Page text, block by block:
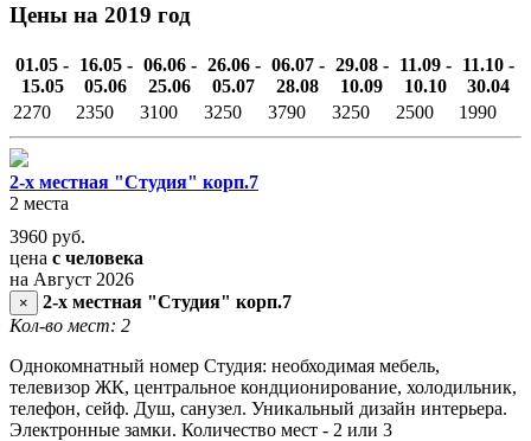
Цены на 2019 год
01.05 -
15.05
16.05 -
05.06
06.06 -
25.06
26.06 -
05.07
06.07 -
28.08
29.08 -
10.09
11.09 -
10.10
11.10 -
30.04
2270
2350 3100 3250 3790 3250 2500 1990
2-х местная "Студия" корп.7
2 места
3960 руб.
цена с человека
на Август 2026
×
2-х местная "Студия" корп.7
Кол-во мест: 2
Однокомнатный номер Студия: необходимая мебель,
телевизор ЖК, центральное кондционирование, холодильник,
телефон, сейф. Душ, санузел. Уникальный дизайн интерьера.
Электронные замки. Количество мест - 2 или 3